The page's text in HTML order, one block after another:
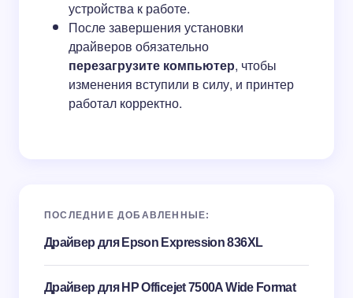
устройства к работе.
После завершения установки
драйверов обязательно
перезагрузите компьютер, чтобы
изменения вступили в силу, и принтер
работал корректно.
ПОСЛЕДНИЕ ДОБАВЛЕННЫЕ:
Драйвер для Epson Expression 836XL
Драйвер для HP Officejet 7500A Wide Format